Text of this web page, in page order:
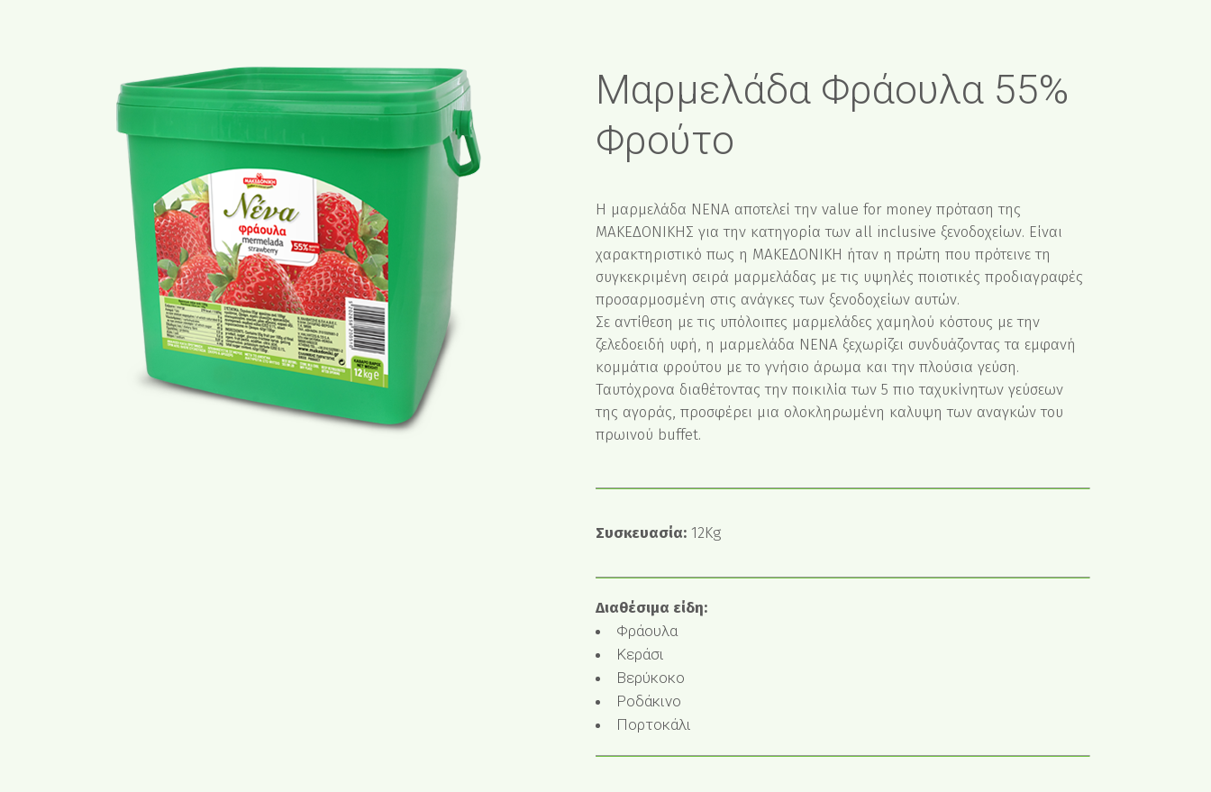
Μαρμελάδα Φράουλα 55%
Φρούτο
Η μαρμελάδα ΝΕΝΑ αποτελεί την value for money πρόταση της
ΜΑΚΕΔΟΝΙΚΗΣ για την κατηγορία των all inclusive ξενοδοχείων. Είναι
χαρακτηριστικό πως η ΜΑΚΕΔΟΝΙΚΗ ήταν η πρώτη που πρότεινε τη
συγκεκριμένη σειρά μαρμελάδας με τις υψηλές ποιοτικές προδιαγραφές
προσαρμοσμένη στις ανάγκες των ξενοδοχείων αυτών.
Σε αντίθεση με τις υπόλοιπες μαρμελάδες χαμηλού κόστους με την
ζελεδοειδή υφή, η μαρμελάδα ΝΕΝΑ ξεχωρίζει συνδυάζοντας τα εμφανή
κομμάτια φρούτου με το γνήσιο άρωμα και την πλούσια γεύση.
Ταυτόχρονα διαθέτοντας την ποικιλία των 5 πιο ταχυκίνητων γεύσεων
της αγοράς, προσφέρει μια ολοκληρωμένη καλυψη των αναγκών του
πρωινού buffet.
Συσκευασία: 12Kg
Διαθέσιμα είδη:
Φράουλα
Κεράσι
Βερύκοκο
Ροδάκινο
Πορτοκάλι